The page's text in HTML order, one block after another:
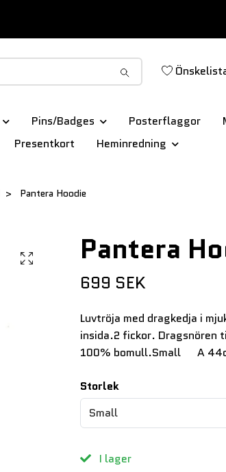
Pins/Badges Posterflaggor
Presentkort Heminredning
Pantera Hoodie
Pantera
699 SEK
Luvtröja med dragkedja i
insida.2 fickor. Dragsnören
100% bomull.Small A
Storlek
Small
I lager